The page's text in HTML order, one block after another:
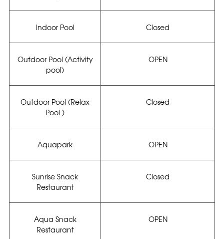
Indoor Pool Closed
Outdoor Pool (Activity
pool)
OPEN
Outdoor Pool (Relax
Pool )
Closed
Aquapark OPEN
Sunrise Snack
Restaurant
Closed
Aqua Snack
Restaurant
OPEN